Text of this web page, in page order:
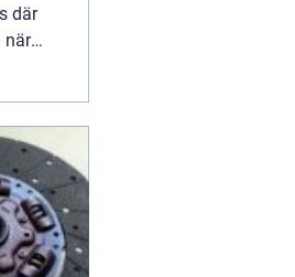
där
när
För
Skåne
i
som
håller